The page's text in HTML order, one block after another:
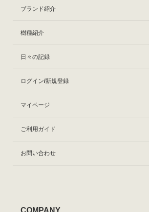
ブランド紹介
樹種紹介
日々の記録
ログイン/新規登録
マイページ
ご利用ガイド
お問い合わせ